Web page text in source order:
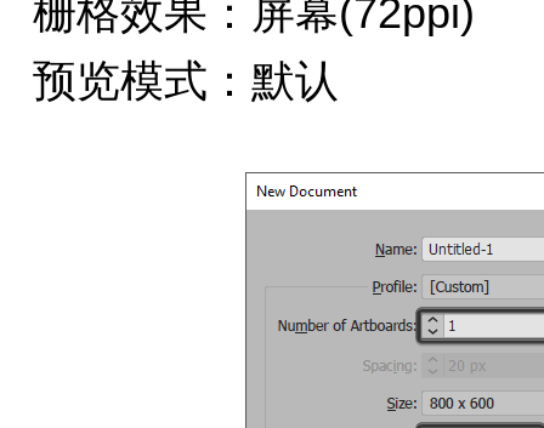
栅格效果：屏幕(72ppi)
预览模式：默认